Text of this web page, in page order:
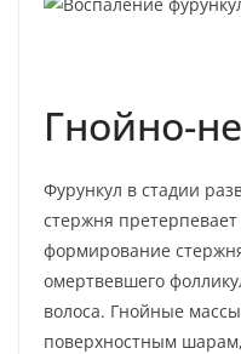
Гнойно-
Фурункул в стадии
стержня
формирование
омертвевшего
волоса. Гнойные
поверхностным